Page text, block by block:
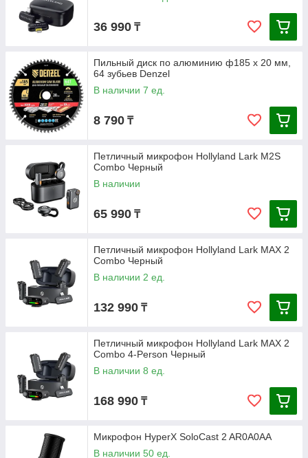
36 990 ₸
Пильный диск по алюминию ф185 х 20 мм,
64 зубьев Denzel
В наличии 7 ед.
8 790 ₸
Петличный микрофон Hollyland Lark M2S
Combo Черный
В наличии
65 990 ₸
Петличный микрофон Hollyland Lark MAX 2
Combo Черный
В наличии 2 ед.
132 990 ₸
Петличный микрофон Hollyland Lark MAX 2
Combo 4-Person Черный
В наличии 8 ед.
168 990 ₸
Микрофон HyperX SoloСast 2 AR0A0AA
В наличии 50 ед.